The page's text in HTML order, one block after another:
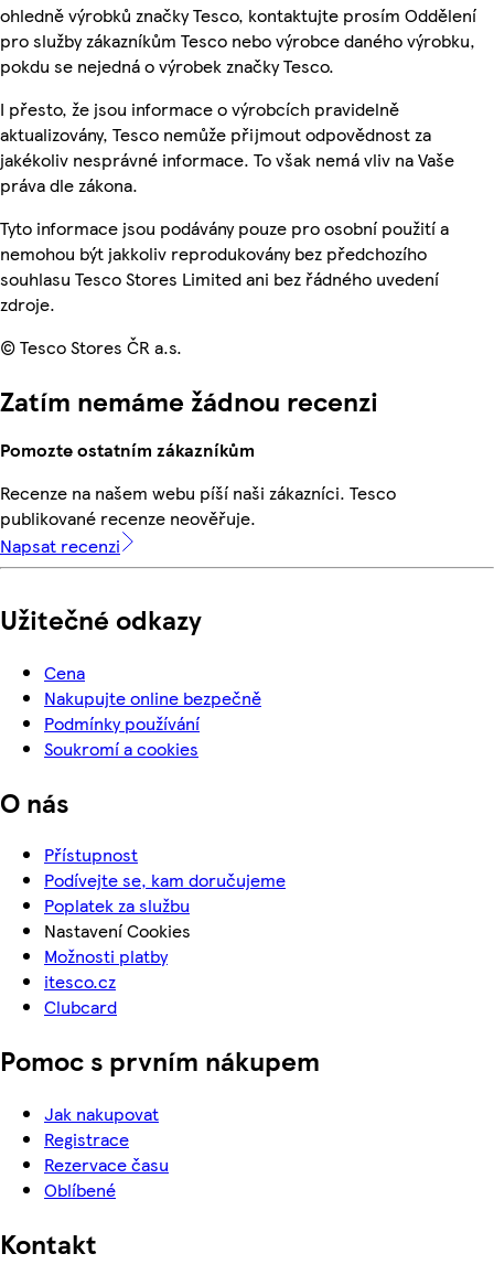
ohledně výrobků značky Tesco, kontaktujte prosím Oddělení
pro služby zákazníkům Tesco nebo výrobce daného výrobku,
pokdu se nejedná o výrobek značky Tesco.
I přesto, že jsou informace o výrobcích pravidelně
aktualizovány, Tesco nemůže přijmout odpovědnost za
jakékoliv nesprávné informace. To však nemá vliv na Vaše
práva dle zákona.
Tyto informace jsou podávány pouze pro osobní použití a
nemohou být jakkoliv reprodukovány bez předchozího
souhlasu Tesco Stores Limited ani bez řádného uvedení
zdroje.
© Tesco Stores ČR a.s.
Zatím nemáme žádnou recenzi
Pomozte ostatním zákazníkům
Recenze na našem webu píší naši zákazníci. Tesco
publikované recenze neověřuje.
Napsat recenzi
Užitečné odkazy
Cena
Nakupujte online bezpečně
Podmínky používání
Soukromí a cookies
O nás
Přístupnost
Podívejte se, kam doručujeme
Poplatek za službu
Nastavení Cookies
Možnosti platby
itesco.cz
Clubcard
Pomoc s prvním nákupem
Jak nakupovat
Registrace
Rezervace času
Oblíbené
Kontakt